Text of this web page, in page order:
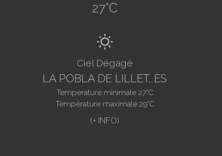
27°C
B
Ciel Dégagé
LA POBLA DE LILLET, ES
Température minimale 27°C
Température maximale 29°C